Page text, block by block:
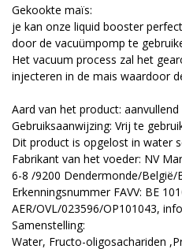
Gekookte maïs:
je kan onze liquid booster
door de vacuümpomp te
Het vacuum process zal het
injecteren in de mais waardoor
Aard van het product:
Gebruiksaanwijzing: Vrij te
Dit product is opgelost in water
Fabrikant van het voeder: NV
6-8 /9200 Dendermonde/België/
Erkenningsnummer FAVV: BE
AER/OVL/023596/OP101043,
Samenstelling:
Water, Fructo-oligosachariden